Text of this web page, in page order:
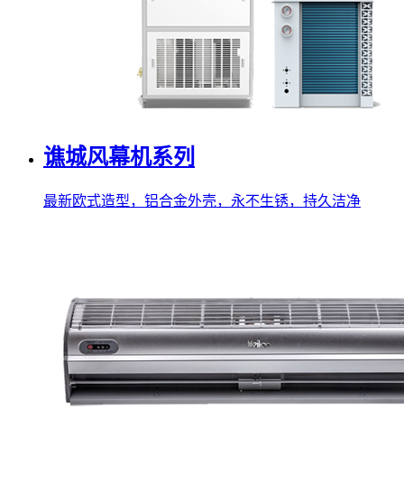
谯城风幕机系列
最新欧式造型，铝合金外壳，永不生锈，持久洁净